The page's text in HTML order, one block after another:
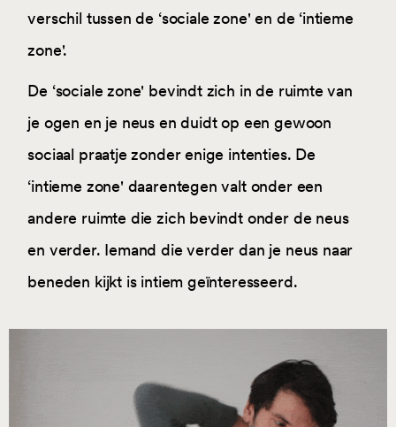
verschil tussen de ‘sociale zone' en de ‘intieme
zone'.
De ‘sociale zone' bevindt zich in de ruimte van
je ogen en je neus en duidt op een gewoon
sociaal praatje zonder enige intenties. De
‘intieme zone' daarentegen valt onder een
andere ruimte die zich bevindt onder de neus
en verder. Iemand die verder dan je neus naar
beneden kijkt is intiem geïnteresseerd.